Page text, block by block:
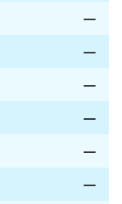
—
—
—
—
—
—